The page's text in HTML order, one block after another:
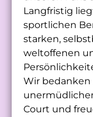
Langfristig
sportlichen
starken,
weltoffenen
Wir bedanken
Court und